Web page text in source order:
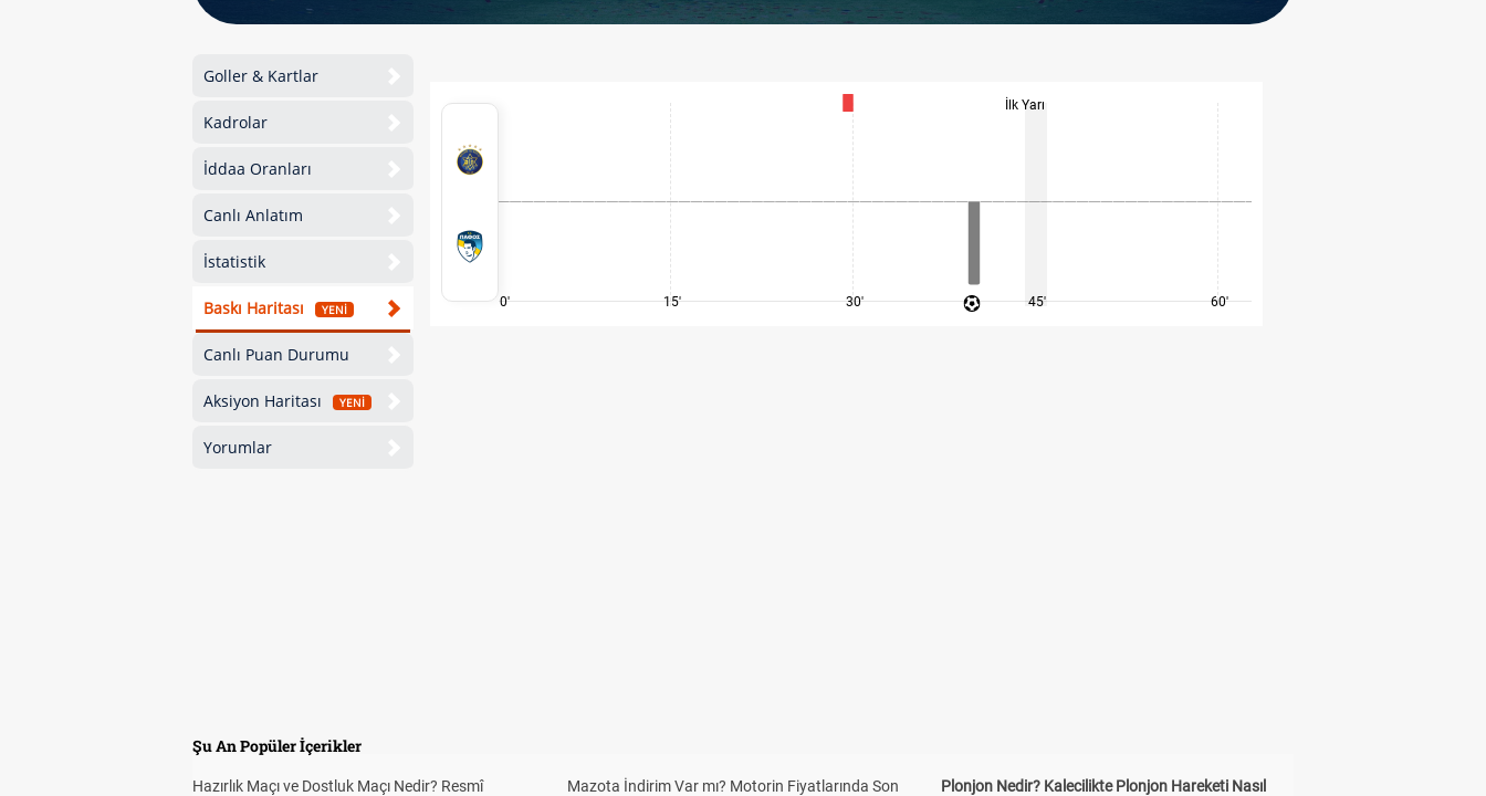
Goller & Kartlar
Kadrolar
İddaa Oranları
Canlı Anlatım
İstatistik
Baskı Haritası YENİ
Canlı Puan Durumu
Aksiyon Haritası YENİ
Yorumlar
0' 15' 30'
İlk Yarı
45' 60'
Şu An Popüler İçerikler
Hazırlık Maçı ve Dostluk Maçı Nedir? Resmî
Mazota İndirim Var mı? Motorin Fiyatlarında Son
Plonjon Nedir? Kalecilikte Plonjon Hareketi Nasıl